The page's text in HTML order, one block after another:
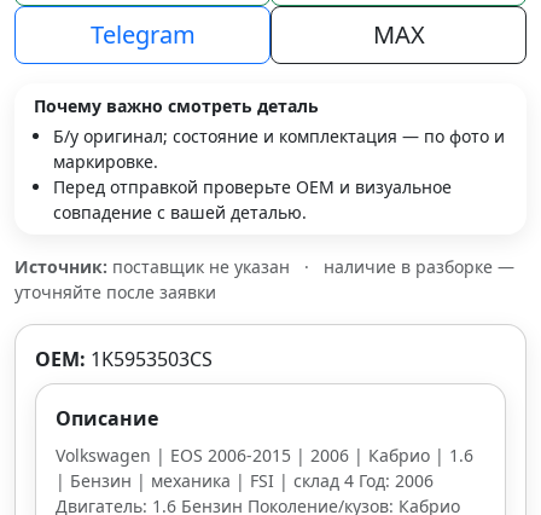
Telegram
MAX
Почему важно смотреть деталь
Б/у оригинал; состояние и комплектация — по фото и
маркировке.
Перед отправкой проверьте OEM и визуальное
совпадение с вашей деталью.
Источник: поставщик не указан ·
наличие в разборке —
уточняйте после заявки
OEM: 1K5953503CS
Описание
Volkswagen | EOS 2006-2015 | 2006 | Кабрио | 1.6
| Бензин | механика | FSI | склад 4 Год: 2006
Двигатель: 1.6 Бензин Поколение/кузов: Кабрио